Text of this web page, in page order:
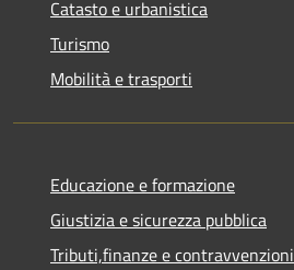
Catasto e urbanistica
Turismo
Mobilità e trasporti
Educazione e formazione
Giustizia e sicurezza pubblica
Tributi,finanze e contravvenzioni